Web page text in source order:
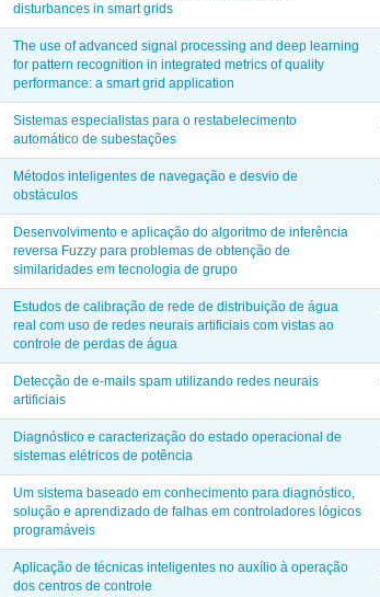
disturbances in smart grids
The use of advanced signal processing and deep learning
for pattern recognition in integrated metrics of quality
performance: a smart grid application
Sistemas especialistas para o restabelecimento
automático de subestações
Métodos inteligentes de navegação e desvio de
obstáculos
Desenvolvimento e aplicação do algoritmo de inferência
reversa Fuzzy para problemas de obtenção de
similaridades em tecnologia de grupo
Estudos de calibração de rede de distribuição de água
real com uso de redes neurais artificiais com vistas ao
controle de perdas de água
Detecção de e-mails spam utilizando redes neurais
artificiais
Diagnóstico e caracterização do estado operacional de
sistemas elétricos de potência
Um sistema baseado em conhecimento para diagnóstico,
solução e aprendizado de falhas em controladores lógicos
programáveis
Aplicação de técnicas inteligentes no auxílio à operação
dos centros de controle